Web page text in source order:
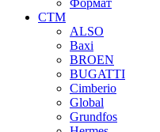
СТМ
ALSO
Baxi
BROEN
BUGATTI
Cimberio
Global
Grundfos